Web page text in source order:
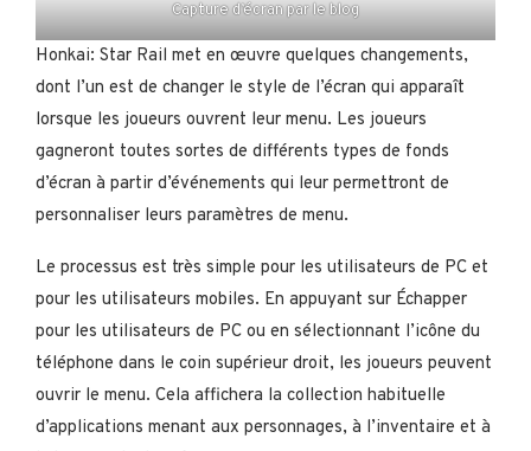
Capture d’écran par le blog
Honkai: Star Rail met en œuvre quelques changements,
dont l’un est de changer le style de l’écran qui apparaît
lorsque les joueurs ouvrent leur menu. Les joueurs
gagneront toutes sortes de différents types de fonds
d’écran à partir d’événements qui leur permettront de
personnaliser leurs paramètres de menu.
Le processus est très simple pour les utilisateurs de PC et
pour les utilisateurs mobiles. En appuyant sur Échapper
pour les utilisateurs de PC ou en sélectionnant l’icône du
téléphone dans le coin supérieur droit, les joueurs peuvent
ouvrir le menu. Cela affichera la collection habituelle
d’applications menant aux personnages, à l’inventaire et à